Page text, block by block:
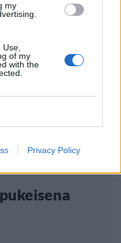
my
of my
with the
Privacy Policy